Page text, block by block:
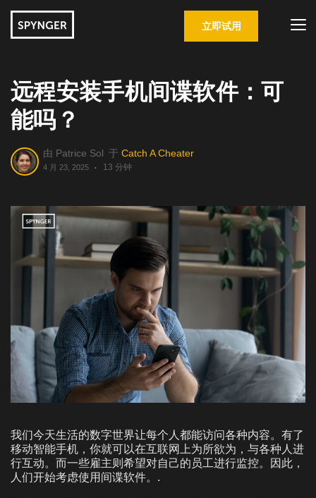
立即试用
远程安装手机间谍软件：可
能吗？
由 Patrice Sol 于 Catch A Cheater
4 月 23, 2025 13 分钟
我们今天生活的数字世界让每个人都能访问各种内容。有了
移动智能手机，你就可以在互联网上为所欲为，与各种人进
行互动。而一些雇主则希望对自己的员工进行监控。因此，
人们开始考虑使用间谍软件。.